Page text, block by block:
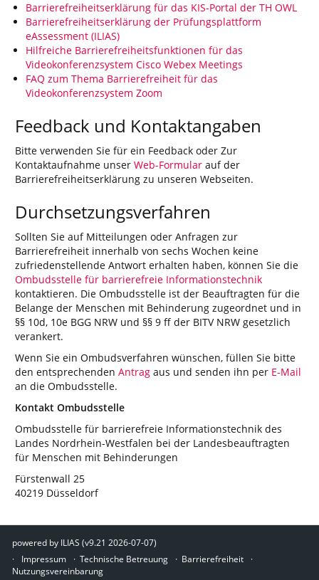
Barrierefreiheitserklärung für das KIS-Portal der TH OWL
Barrierefreiheitserklärung der Prüfungsplattform
eAssessment (ILIAS)
Hilfreiche Barrierefreiheitsfunktionen für das
Videokonferenzsystem Cisco Webex Meetings
FAQ zum Thema Barrierefreiheit für das
Videokonferenzsystem Zoom
Feedback und Kontaktangaben
Bitte verwenden Sie für ein Feedback oder Zur
Kontaktaufnahme unser Web-Formular auf der
Barrierefreiheitserklärung zu unseren Webseiten.
Durchsetzungsverfahren
Sollten Sie auf Mitteilungen oder Anfragen zur
Barrierefreiheit innerhalb von sechs Wochen keine
zufriedenstellende Antwort erhalten haben, können Sie die
Ombudsstelle für barrierefreie Informationstechnik
kontaktieren. Die Ombudsstelle ist der Beauftragten für die
Belange der Menschen mit Behinderung zugeordnet und in
§§ 10d, 10e BGG NRW und §§ 9 ff der BITV NRW gesetzlich
verankert.
Wenn Sie ein Ombudsverfahren wünschen, füllen Sie bitte
den entsprechenden Antrag aus und senden ihn per E-Mail
an die Ombudsstelle.
Kontakt Ombudsstelle
Ombudsstelle für barrierefreie Informationstechnik des
Landes Nordrhein-Westfalen bei der Landesbeauftragten
für Menschen mit Behinderungen
Fürstenwall 25
40219 Düsseldorf
powered by ILIAS (v9.21 2026-07-07)
Impressum
Technische Betreuung
Barrierefreiheit
Nutzungsvereinbarung